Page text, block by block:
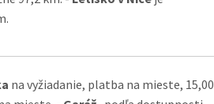
na vyžiadanie, platba na mieste, 15,00